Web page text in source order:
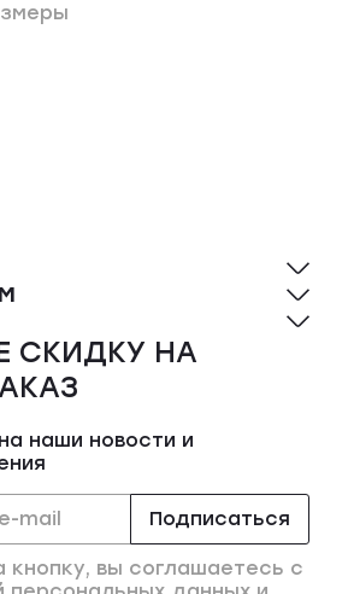
СКИДКУ НА
наши новости и
Подписаться
кнопку, вы соглашаетесь с